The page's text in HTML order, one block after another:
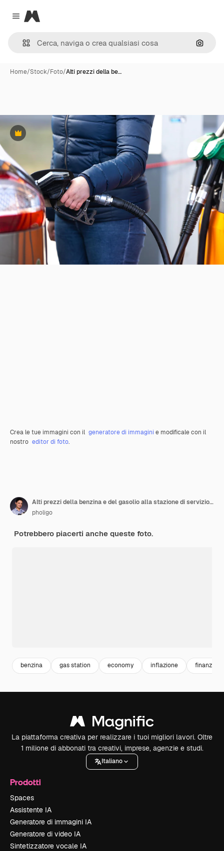
Close menu
Magnific
Cerca
Home/Stock/Foto/Alti prezzi della be…
Premium
Crea le tue immagini con il generatore di immagini e modificale con il
nostro editor di foto.
Alti prezzi della benzina e del gasolio alla stazione di servizio giovane donna che rifornisce l'auto economica
pholigo
Potrebbero piacerti anche queste foto.
benzina gas station economy inflazione finanza
La piattaforma creativa per realizzare i tuoi migliori lavori. Oltre
1 milione di abbonati tra creativi, imprese, agenzie e studi.
Italiano
Prodotti
Spaces
Assistente IA
Generatore di immagini IA
Generatore di video IA
Sintetizzatore vocale IA